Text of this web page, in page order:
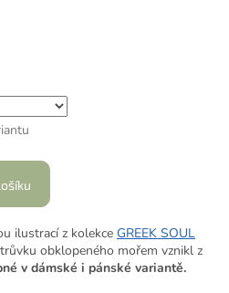
ilustrací z kolekce GREEK SOUL
obklopeného mořem vznikl z
v dámské i pánské variantě.